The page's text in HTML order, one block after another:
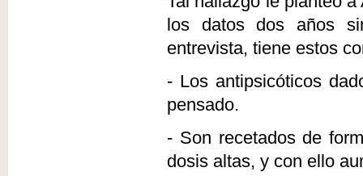
los datos dos años
entrevista, tiene estos
- Los antipsicóticos
pensado.
- Son recetados de
dosis altas, y con ello